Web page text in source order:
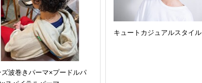
ズ波巻きパーマ×プードルパ
キュートカジュアルスタイル